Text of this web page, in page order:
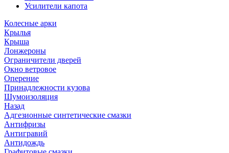
Усилители капота
Колесные арки
Крылья
Крыша
Лонжероны
Ограничители дверей
Окно ветровое
Оперение
Принадлежности кузова
Шумоизоляция
Назад
Адгезионные синтетические смазки
Антифризы
Антигравий
Антидождь